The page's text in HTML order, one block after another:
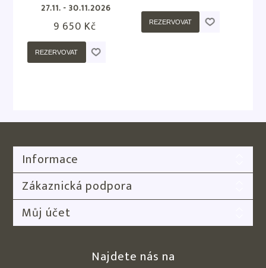
27.11. - 30.11.2026
9 650 Kč
REZERVOVAT
REZERVOVAT
Informace
Zákaznická podpora
Můj účet
Najdete nás na